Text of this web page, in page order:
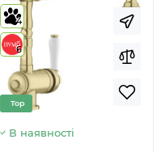
4
6
Top
В наявності